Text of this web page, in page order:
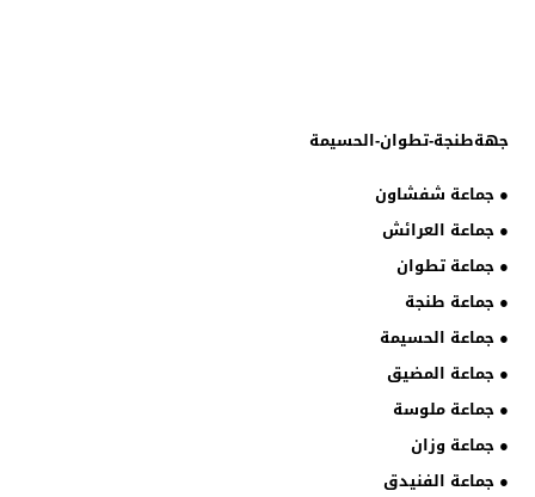
جهةطنجة-تطوان-الحسيمة
● جماعة شفشاون
● جماعة العرائش
● جماعة تطوان
● جماعة طنجة
● جماعة الحسيمة
● جماعة المضيق
● جماعة ملوسة
● جماعة وزان
● جماعة الفنيدق